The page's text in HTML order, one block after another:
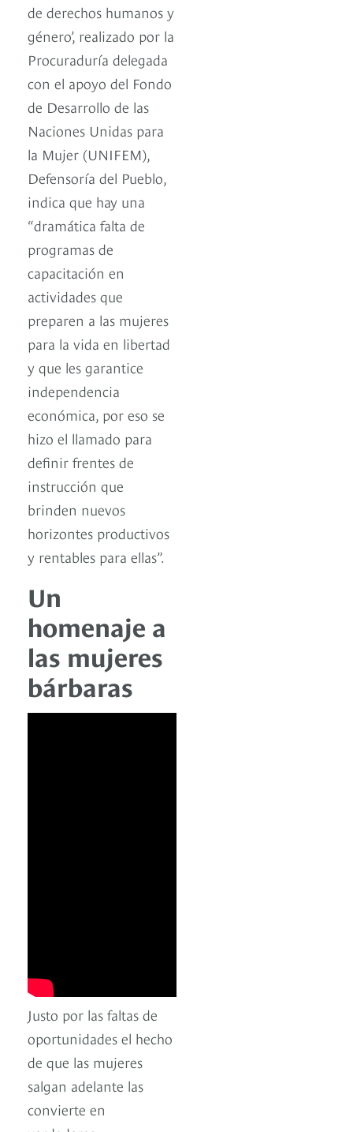
de derechos humanos y
género’, realizado por la
Procuraduría delegada
con el apoyo del Fondo
de Desarrollo de las
Naciones Unidas para
la Mujer (UNIFEM),
Defensoría del Pueblo,
indica que hay una
“dramática falta de
programas de
capacitación en
actividades que
preparen a las mujeres
para la vida en libertad
y que les garantice
independencia
económica, por eso se
hizo el llamado para
definir frentes de
instrucción que
brinden nuevos
horizontes productivos
y rentables para ellas”.
Un
homenaje a
las mujeres
bárbaras
Justo por las faltas de
oportunidades el hecho
de que las mujeres
salgan adelante las
convierte en